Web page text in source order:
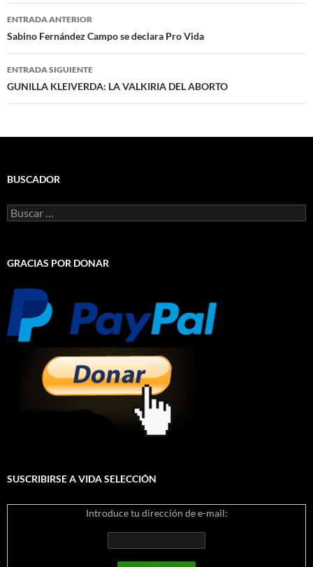
Navegación
de
entradas
ENTRADA ANTERIOR
Sabino Fernández Campo se declara Pro Vida
ENTRADA SIGUIENTE
GUNILLA KLEIVERDA: LA VALKIRIA DEL ABORTO
BUSCADOR
Buscar:
GRACIAS POR DONAR
SUSCRIBIRSE A VIDA SELECCIÓN
Introduce tu dirección de e-mail: